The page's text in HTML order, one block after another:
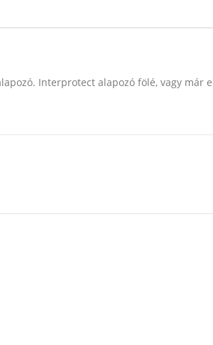
Interprotect alapozó fölé, vagy már